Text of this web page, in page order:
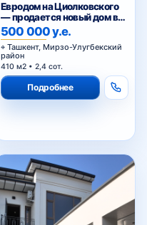
Евродом на Циолковского
— продается новый дом в
Мирзо-Улугбекском районе
Ташкента
500 000 у.е.
Ташкент, Мирзо-Улугбекский
район
410 м2 • 2,4 сот.
Подробнее